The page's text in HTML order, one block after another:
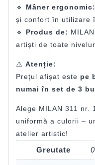
🔹 Mâner ergonomic:
și confort în utilizare
🔹 Produs de:
artiști de toate
⚠️ Atenție:
Prețul afișat este pe
numai în set de 3
Alege MILAN 311 nr.
uniformă a culorii –
atelier artistic!
Greutate